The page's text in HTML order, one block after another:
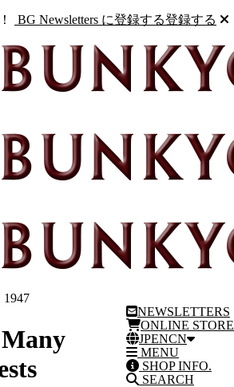
BG Newsletters に登録する登録する
NEWSLETTERS
ONLINE STORE
JPENCN
MENU
SHOP INFO.
SEARCH